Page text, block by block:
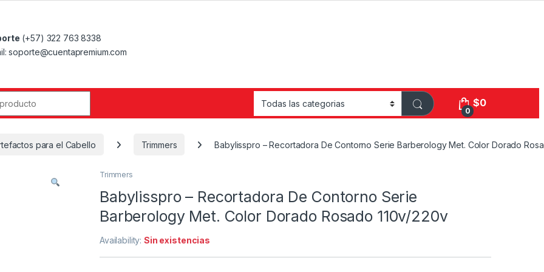
(+57) 322 763 8338
soporte@cuentapremium.com
0
$0
para el Cabello Trimmers Babylisspro – Recortadora De Contorno Serie Barberology Met. Color Dorado
Trimmers
Babylisspro – Recortadora De Contorno Serie
Barberology Met. Color Dorado Rosado 110v/220v
Availability:Sin existencias